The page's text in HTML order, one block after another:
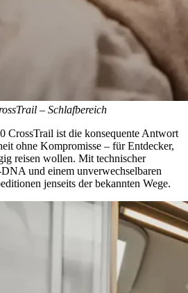
– Schlafbereich
CrossTrail ist die konsequente Antwort
ohne Kompromisse – für Entdecker,
reisen wollen. Mit technischer
und einem unverwechselbaren
jenseits der bekannten Wege.